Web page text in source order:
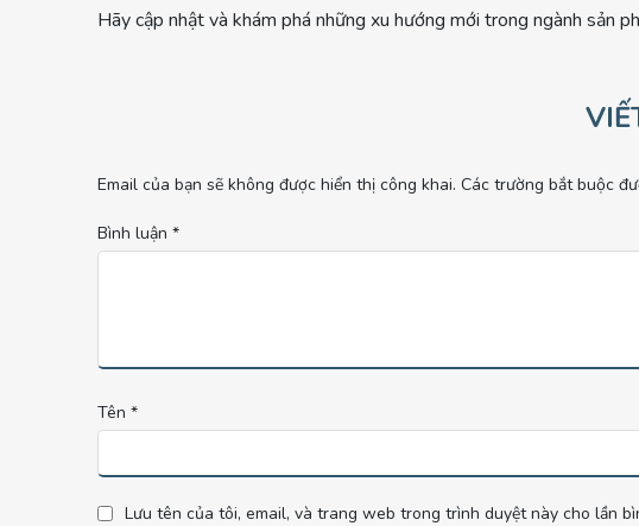
Hãy cập nhật và khám phá những xu hướng mới trong ngành sản
Email của bạn sẽ không được hiển thị công khai. Các trường bắt buộc
Bình luận *
Tên *
Lưu tên của tôi, email, và trang web trong trình duyệt này cho lần